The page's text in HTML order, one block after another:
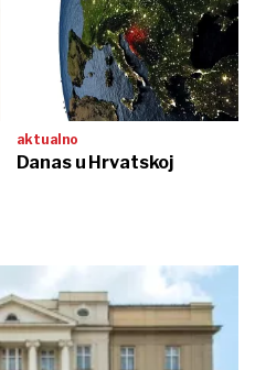
aktualno
Danas u Hrvatskoj